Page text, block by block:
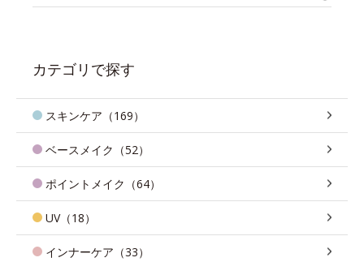
カテゴリで探す
スキンケア（169）
ベースメイク（52）
ポイントメイク（64）
UV（18）
インナーケア（33）